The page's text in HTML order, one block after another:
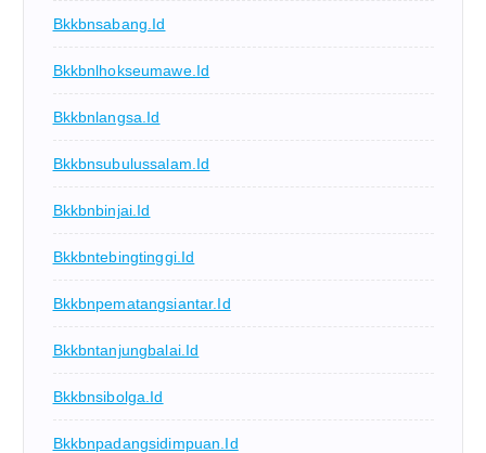
Bkkbnsabang.id
Bkkbnlhokseumawe.id
Bkkbnlangsa.id
Bkkbnsubulussalam.id
Bkkbnbinjai.id
Bkkbntebingtinggi.id
Bkkbnpematangsiantar.id
Bkkbntanjungbalai.id
Bkkbnsibolga.id
Bkkbnpadangsidimpuan.id